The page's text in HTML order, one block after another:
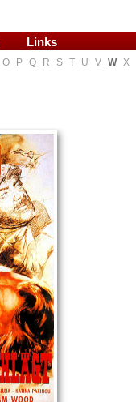
Links
O P Q R S T U V W X